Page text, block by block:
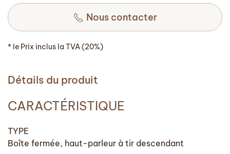
Nous contacter
* le Prix inclus la TVA (20%)
Détails du produit
CARACTÉRISTIQUE
TYPE
Boîte fermée, haut-parleur à tir descendant